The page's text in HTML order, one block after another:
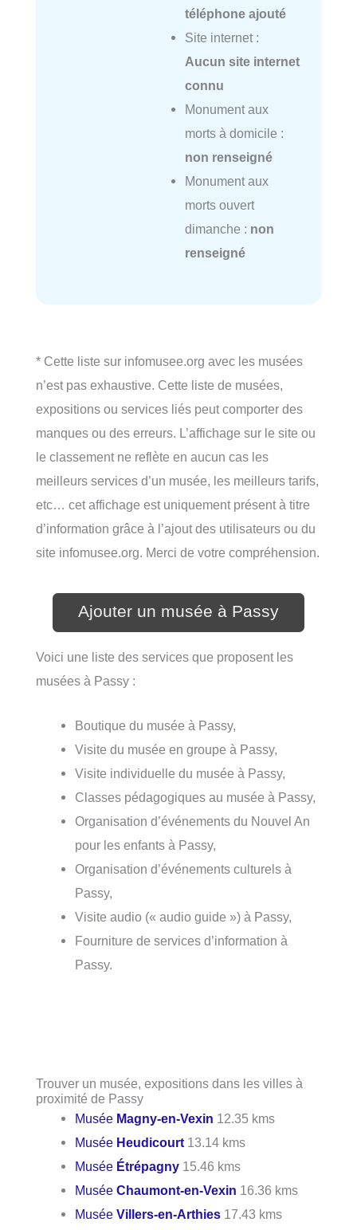
téléphone ajouté
Site internet :
Aucun site internet
connu
Monument aux
morts à domicile :
non renseigné
Monument aux
morts ouvert
dimanche : non
renseigné
* Cette liste sur infomusee.org avec les musées
n’est pas exhaustive. Cette liste de musées,
expositions ou services liés peut comporter des
manques ou des erreurs. L’affichage sur le site ou
le classement ne reflète en aucun cas les
meilleurs services d’un musée, les meilleurs tarifs,
etc… cet affichage est uniquement présent à titre
d’information grâce à l’ajout des utilisateurs ou du
site infomusee.org. Merci de votre compréhension.
Ajouter un musée à Passy
Voici une liste des services que proposent les
musées à Passy :
Boutique du musée à Passy,
Visite du musée en groupe à Passy,
Visite individuelle du musée à Passy,
Classes pédagogiques au musée à Passy,
Organisation d’événements du Nouvel An
pour les enfants à Passy,
Organisation d’événements culturels à
Passy,
Visite audio (« audio guide ») à Passy,
Fourniture de services d’information à
Passy.
Trouver un musée, expositions dans les villes à
proximité de Passy
Musée Magny-en-Vexin 12.35 kms
Musée Heudicourt 13.14 kms
Musée Étrépagny 15.46 kms
MuséeChaumont-en-Vexin 16.36 kms
MuséeVillers-en-Arthies 17.43 kms